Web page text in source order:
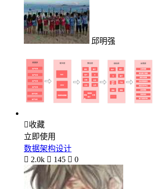
邱明强
收藏
立即使用
数据架构设计
 2.0k  145  0